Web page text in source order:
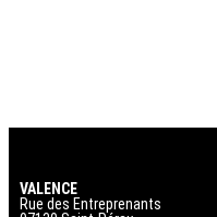
VALENCE
Rue des Entreprenants